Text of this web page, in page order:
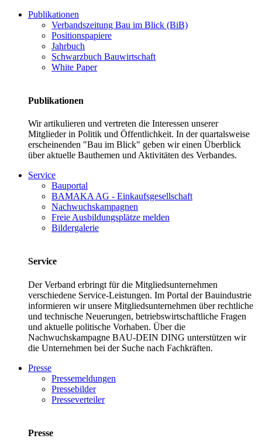
Publikationen
Verbandszeitung Bau im Blick (BiB)
Positionspapiere
Jahrbuch
Schwarzbuch Bauwirtschaft
White Paper
Publikationen
Wir artikulieren und vertreten die Interessen unserer
Mitglieder in Politik und Öffentlichkeit. In der quartalsweise
erscheinenden "Bau im Blick" geben wir einen Überblick
über aktuelle Bauthemen und Aktivitäten des Verbandes.
Service
Bauportal
BAMAKA AG - Einkaufsgesellschaft
Nachwuchskampagnen
Freie Ausbildungsplätze melden
Bildergalerie
Service
Der Verband erbringt für die Mitgliedsunternehmen
verschiedene Service-Leistungen. Im Portal der Bauindustrie
informieren wir unsere Mitgliedsunternehmen über rechtliche
und technische Neuerungen, betriebswirtschaftliche Fragen
und aktuelle politische Vorhaben. Über die
Nachwuchskampagne BAU-DEIN DING unterstützen wir
die Unternehmen bei der Suche nach Fachkräften.
Presse
Pressemeldungen
Pressebilder
Presseverteiler
Presse